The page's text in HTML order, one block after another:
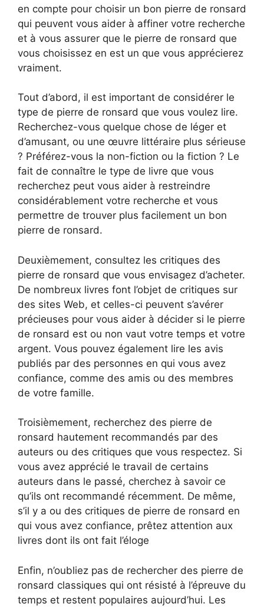
en compte pour choisir un bon pierre de ronsard
qui peuvent vous aider à affiner votre recherche
et à vous assurer que le pierre de ronsard que
vous choisissez en est un que vous apprécierez
vraiment.
Tout d’abord, il est important de considérer le
type de pierre de ronsard que vous voulez lire.
Recherchez-vous quelque chose de léger et
d’amusant, ou une œuvre littéraire plus sérieuse
? Préférez-vous la non-fiction ou la fiction ? Le
fait de connaître le type de livre que vous
recherchez peut vous aider à restreindre
considérablement votre recherche et vous
permettre de trouver plus facilement un bon
pierre de ronsard.
Deuxièmement, consultez les critiques des
pierre de ronsard que vous envisagez d’acheter.
De nombreux livres font l’objet de critiques sur
des sites Web, et celles-ci peuvent s’avérer
précieuses pour vous aider à décider si le pierre
de ronsard est ou non vaut votre temps et votre
argent. Vous pouvez également lire les avis
publiés par des personnes en qui vous avez
confiance, comme des amis ou des membres
de votre famille.
Troisièmement, recherchez des pierre de
ronsard hautement recommandés par des
auteurs ou des critiques que vous respectez. Si
vous avez apprécié le travail de certains
auteurs dans le passé, cherchez à savoir ce
qu’ils ont recommandé récemment. De même,
s’il y a ou des critiques de pierre de ronsard en
qui vous avez confiance, prêtez attention aux
livres dont ils ont fait l’éloge
Enfin, n’oubliez pas de rechercher des pierre de
ronsard classiques qui ont résisté à l’épreuve du
temps et restent populaires aujourd’hui. Les